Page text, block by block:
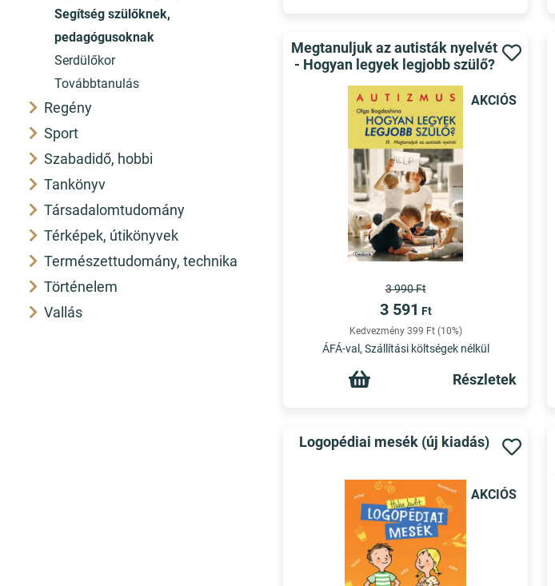
Segítség szülőknek,
pedagógusoknak
Serdülőkor
Továbbtanulás
Regény
Sport
Szabadidő, hobbi
Tankönyv
Társadalomtudomány
Térképek, útikönyvek
Természettudomány, technika
Történelem
Vallás
AKCIÓS
Megtanuljuk az autisták nyelvét
- Hogyan legyek legjobb szülő?
3 990 Ft
3 591 Ft
Kedvezmény 399 Ft (10%)
ÁFÁ-val, Szállítási költségek nélkül
Részletek
AKCIÓS
Logopédiai mesék (új kiadás)